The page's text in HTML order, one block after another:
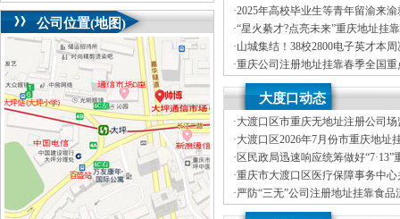
公司位置(地图)
司首期就业能力提升实训，精准赋
·2025年高校毕业生等青年留渝来
务活动（梁平区公司注册地址挂靠
·“星火綦才?点亮未来”重庆地址挂
毕业生等青年留渝来渝就业创业对
举办
·山城集结！38校2800电子英才本
湖”重庆创业园，TI杯花落谁家？
·重庆公司注册地址挂靠春季全国
专列满载而归1893名人才达成来渝
新春岁寒情意浓，公司注册地址
心——2025年市领导新春看望慰问
大度口动态
·大渡口区市重庆无地址注册公司
烘焙店食品安全专项检查
·大渡口区2026年7月份市重庆地址
分析
· 区民政局迅速响应统筹做好“7·13”
受灾群众救助工作
·重庆市大渡口区医疗保障事务中心
处理解除医保定点协议医药机构名
·严防“三无”公司注册地址挂靠食
区市场监管局开展零食店食品安全
不听不信不贪恋筑牢全民反诈“心